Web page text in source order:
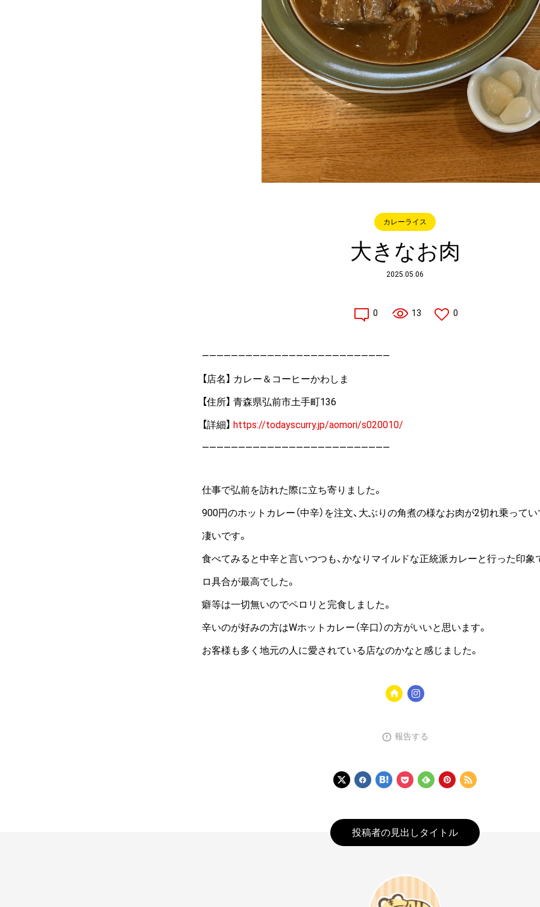
カレーライス
大きなお肉
2025.05.06
0 13 0
——————————————————————————
【店名】 カレー＆コーヒーかわしま
【住所】 青森県弘前市土手町136
【詳細】 https://todayscurry.jp/aomori/s020010/
——————————————————————————
仕事で弘前を訪れた際に立ち寄りました。
900円のホットカレー（中辛）を注文、大ぶりの角煮の様なお肉が2切れ乗って
凄いです。
食べてみると中辛と言いつつも、かなりマイルドな正統派カレーと行った印象
ロ具合が最高でした。
癖等は一切無いのでペロリと完食しました。
辛いのが好みの方はWホットカレー（辛口）の方がいいと思います。
お客様も多く地元の人に愛されている店なのかなと感じました。
報告する
投稿者の見出しタイトル